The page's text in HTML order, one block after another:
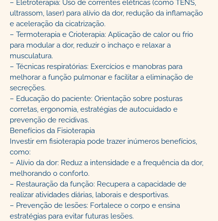
– Eletroterapia: Uso de correntes elétricas (como TENS,
ultrassom, laser) para alívio da dor, redução da inflamação
e aceleração da cicatrização.
– Termoterapia e Crioterapia: Aplicação de calor ou frio
para modular a dor, reduzir o inchaço e relaxar a
musculatura.
– Técnicas respiratórias: Exercícios e manobras para
melhorar a função pulmonar e facilitar a eliminação de
secreções.
– Educação do paciente: Orientação sobre posturas
corretas, ergonomia, estratégias de autocuidado e
prevenção de recidivas.
Benefícios da Fisioterapia
Investir em fisioterapia pode trazer inúmeros benefícios,
como:
– Alívio da dor: Reduz a intensidade e a frequência da dor,
melhorando o conforto.
– Restauração da função: Recupera a capacidade de
realizar atividades diárias, laborais e desportivas.
– Prevenção de lesões: Fortalece o corpo e ensina
estratégias para evitar futuras lesões.